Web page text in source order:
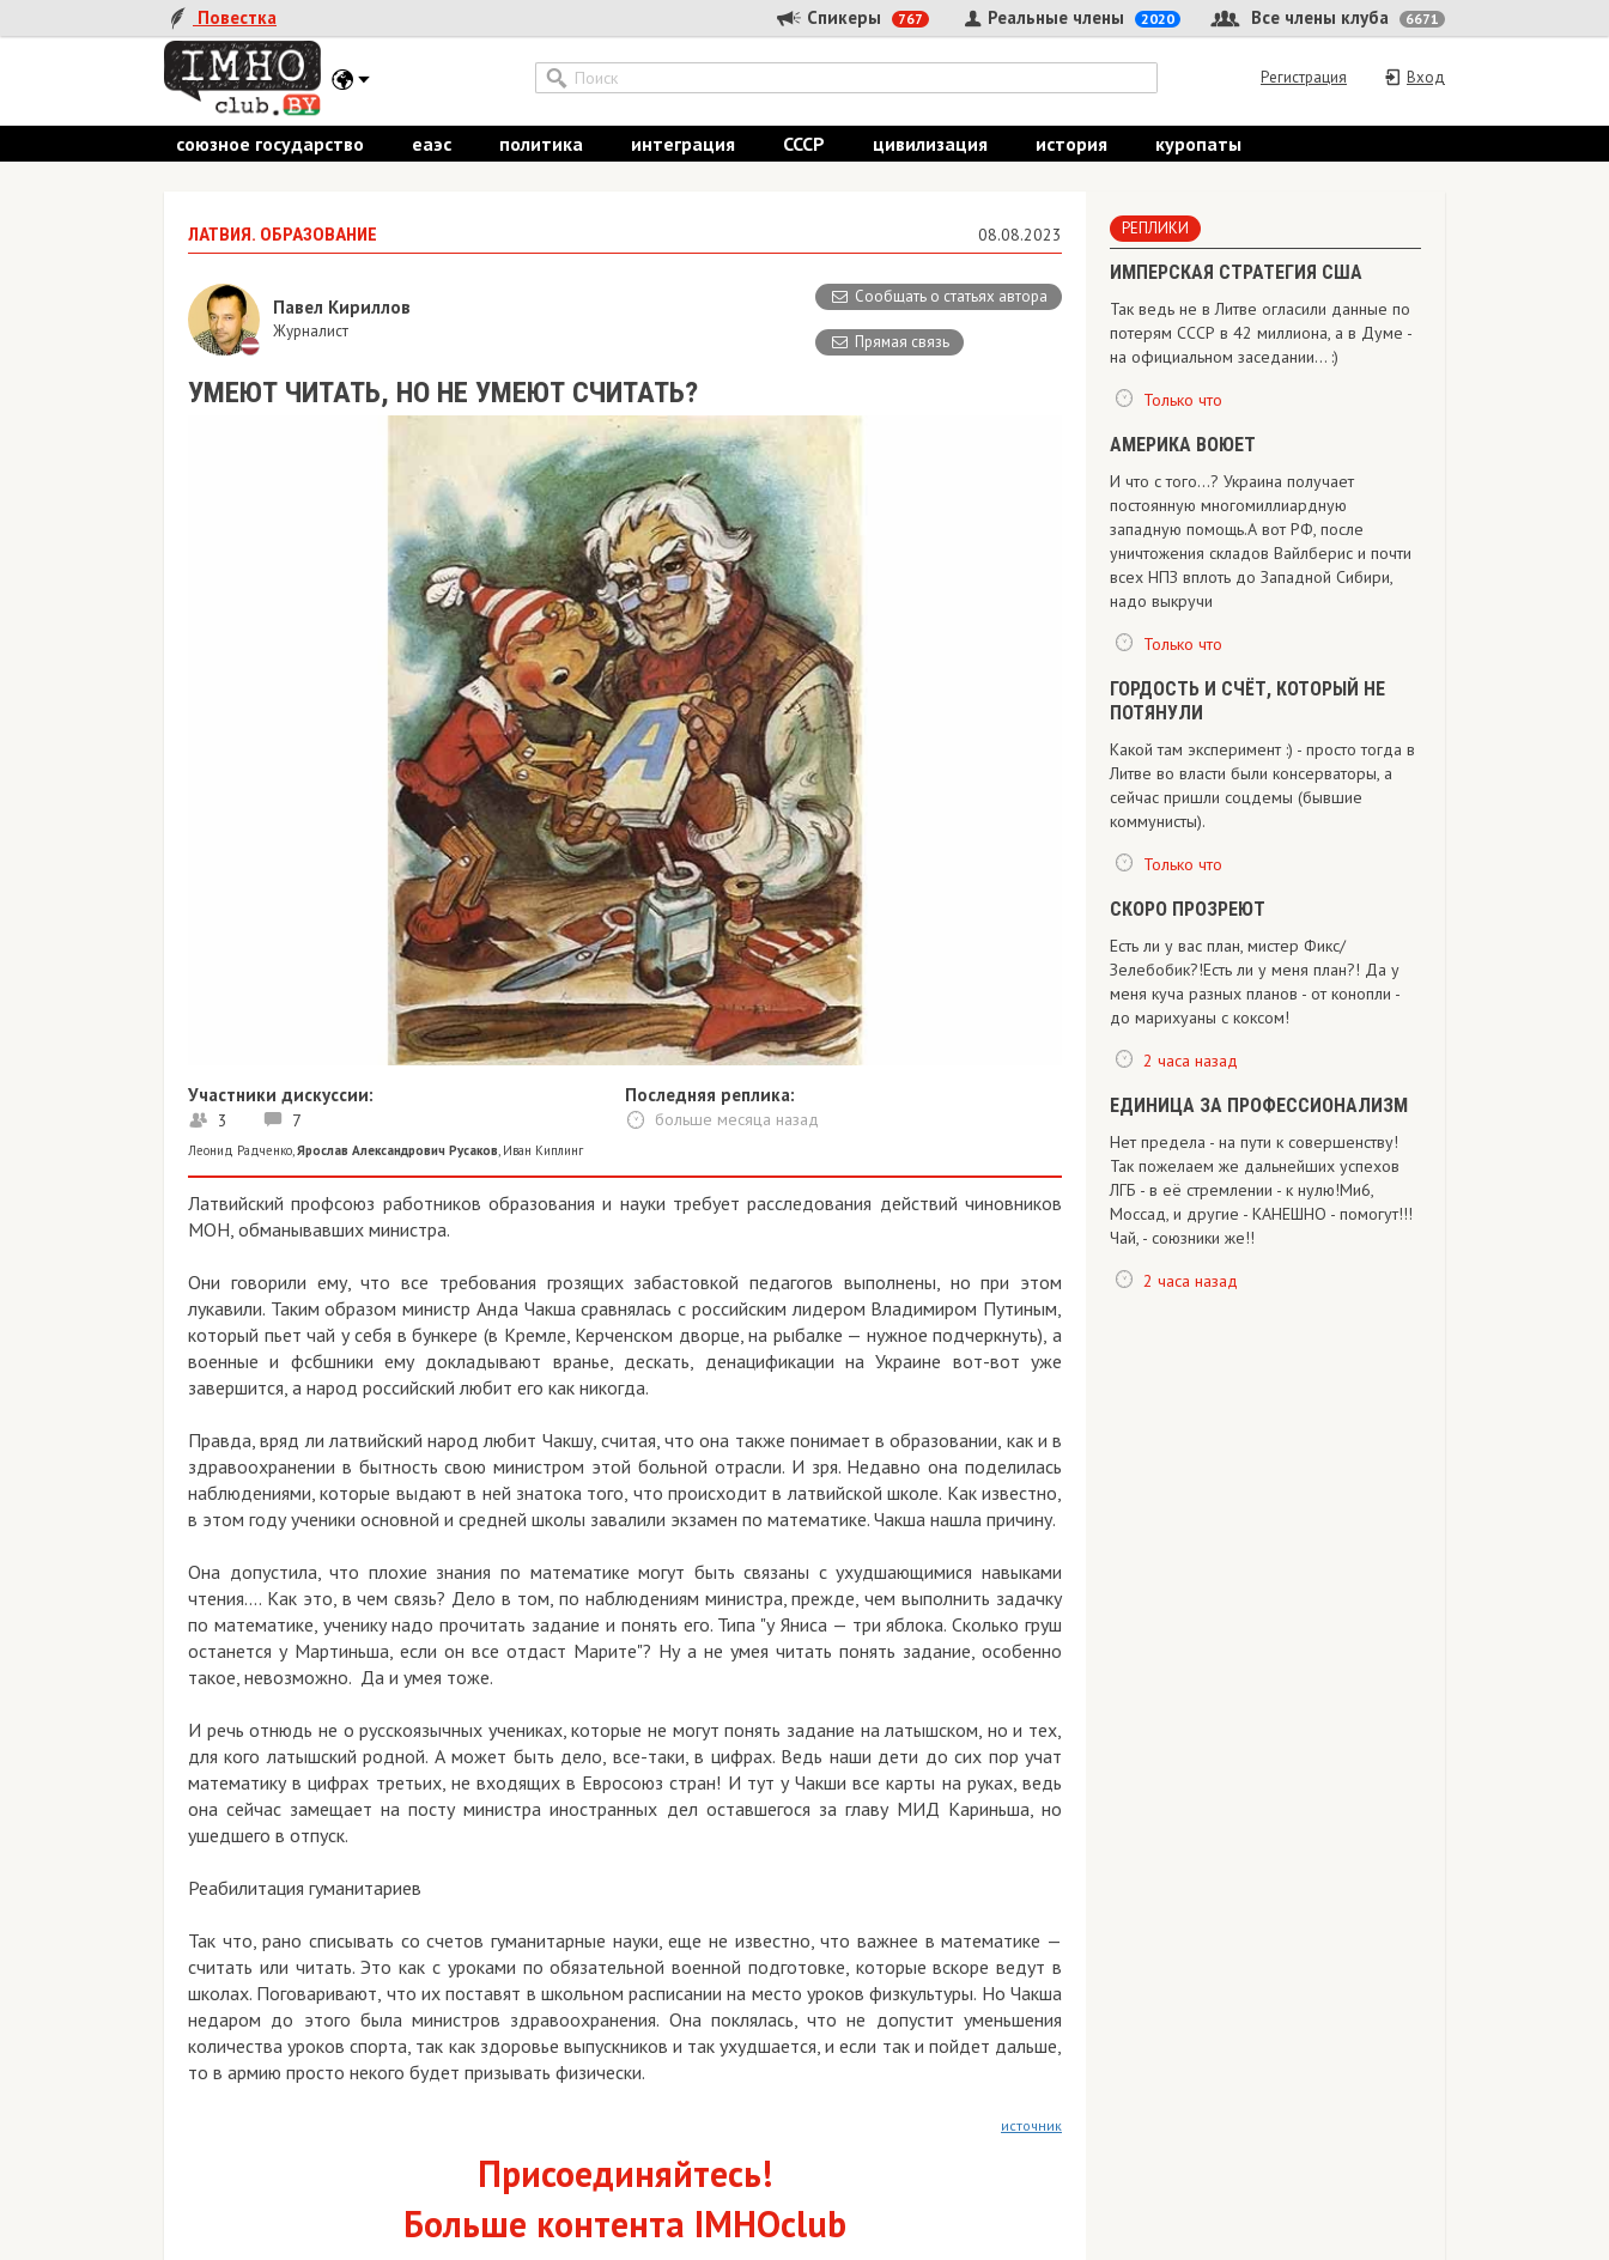
Повестка Спикеры 767 Все члены клуба 6671
Реальные члены 2020
Вход
Регистрация
союзное государство еаэс политика интеграция СССР цивилизация история куропаты
ЛАТВИЯ. ОБРАЗОВАНИЕ 08.08.2023
Сообщать о статьях автора
Прямая связь
Павел Кириллов
Журналист
УМЕЮТ ЧИТАТЬ, НО НЕ УМЕЮТ СЧИТАТЬ?
Участники дискуссии:
3 7
Последняя реплика:
больше месяца назад
Леонид Радченко,Ярослав Александрович Русаков, Иван Киплинг
Латвийский профсоюз работников образования и науки требует расследования действий чиновников
МОН, обманывавших министра.
Они говорили ему, что все требования грозящих забастовкой педагогов выполнены, но при этом
лукавили. Таким образом министр Анда Чакша сравнялась с российским лидером Владимиром Путиным,
который пьет чай у себя в бункере (в Кремле, Керченском дворце, на рыбалке — нужное подчеркнуть), а
военные и фсбшники ему докладывают вранье, дескать, денацификации на Украине вот-вот уже
завершится, а народ российский любит его как никогда.
Правда, вряд ли латвийский народ любит Чакшу, считая, что она также понимает в образовании, как и в
здравоохранении в бытность свою министром этой больной отрасли. И зря. Недавно она поделилась
наблюдениями, которые выдают в ней знатока того, что происходит в латвийской школе. Как известно,
в этом году ученики основной и средней школы завалили экзамен по математике. Чакша нашла причину.
Она допустила, что плохие знания по математике могут быть связаны с ухудшающимися навыками
чтения.... Как это, в чем связь? Дело в том, по наблюдениям министра, прежде, чем выполнить задачку
по математике, ученику надо прочитать задание и понять его. Типа "у Яниса — три яблока. Сколько груш
останется у Мартиньша, если он все отдаст Марите"? Ну а не умея читать понять задание, особенно
такое, невозможно. Да и умея тоже.
И речь отнюдь не о русскоязычных учениках, которые не могут понять задание на латышском, но и тех,
для кого латышский родной. А может быть дело, все-таки, в цифрах. Ведь наши дети до сих пор учат
математику в цифрах третьих, не входящих в Евросоюз стран! И тут у Чакши все карты на руках, ведь
она сейчас замещает на посту министра иностранных дел оставшегося за главу МИД Кариньша, но
ушедшего в отпуск.
Реабилитация гуманитариев
Так что, рано списывать со счетов гуманитарные науки, еще не известно, что важнее в математике —
считать или читать. Это как с уроками по обязательной военной подготовке, которые вскоре ведут в
школах. Поговаривают, что их поставят в школьном расписании на место уроков физкультуры. Но Чакша
недаром до этого была министров здравоохранения. Она поклялась, что не допустит уменьшения
количества уроков спорта, так как здоровье выпускников и так ухудшается, и если так и пойдет дальше,
то в армию просто некого будет призывать физически.
источник
Присоединяйтесь!
Больше контента IMHOclub
РЕПЛИКИ
ИМПЕРСКАЯ СТРАТЕГИЯ США
Так ведь не в Литве огласили данные по
потерям СССР в 42 миллиона, а в Думе -
на официальном заседании... :)
Только что
АМЕРИКА ВОЮЕТ
И что с того...? Украина получает
постоянную многомиллиардную
западную помощь.А вот РФ, после
уничтожения складов Вайлберис и почти
всех НПЗ вплоть до Западной Сибири,
надо выкручи
Только что
ГОРДОСТЬ И СЧЁТ, КОТОРЫЙ НЕ
ПОТЯНУЛИ
Какой там эксперимент :) - просто тогда в
Литве во власти были консерваторы, а
сейчас пришли соцдемы (бывшие
коммунисты).
Только что
СКОРО ПРОЗРЕЮТ
Есть ли у вас план, мистер Фикс/
Зелебобик?!Есть ли у меня план?! Да у
меня куча разных планов - от конопли -
до марихуаны с коксом!
2 часа назад
ЕДИНИЦА ЗА ПРОФЕССИОНАЛИЗМ
Нет предела - на пути к совершенству!
Так пожелаем же дальнейших успехов
ЛГБ - в её стремлении - к нулю!Ми6,
Моссад, и другие - КАНЕШНО - помогут!!!
Чай, - союзники же!!
2 часа назад